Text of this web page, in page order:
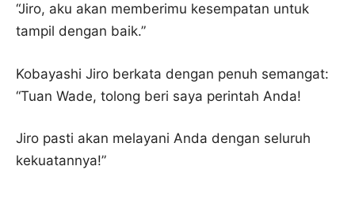
“Jiro, aku akan memberimu kesempatan untuk
tampil dengan baik.”
Kobayashi Jiro berkata dengan penuh semangat:
“Tuan Wade, tolong beri saya perintah Anda!
Jiro pasti akan melayani Anda dengan seluruh
kekuatannya!”